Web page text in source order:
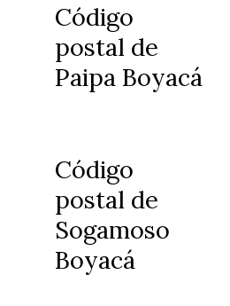
Código
postal de
Paipa Boyacá
Código
postal de
Sogamoso
Boyacá